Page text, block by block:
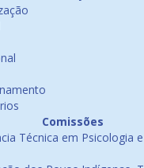
Comissões
Técnica em Psicologia